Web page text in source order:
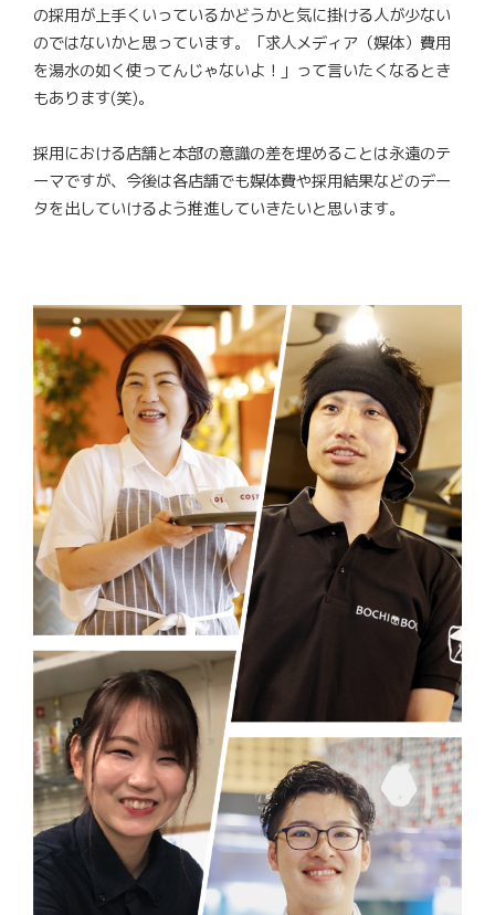
の採用が上手くいっているかどうかと気に掛ける人が少ない
のではないかと思っています。「求人メディア（媒体）費用
を湯水の如く使ってんじゃないよ！」って言いたくなるとき
もあります(笑)。
採用における店舗と本部の意識の差を埋めることは永遠のテ
ーマですが、今後は各店舗でも媒体費や採用結果などのデー
タを出していけるよう推進していきたいと思います。